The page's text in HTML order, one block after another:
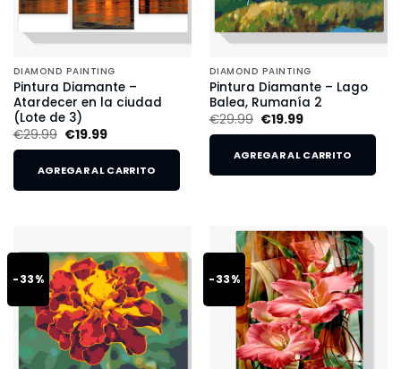
DIAMOND PAINTING
Pintura Diamante –
Atardecer en la ciudad
(Lote de 3)
€29.99 €19.99
AGREGAR AL CARRITO
DIAMOND PAINTING
Pintura Diamante – Lago
Balea, Rumanía 2
€29.99 €19.99
AGREGAR AL CARRITO
-33% -33%